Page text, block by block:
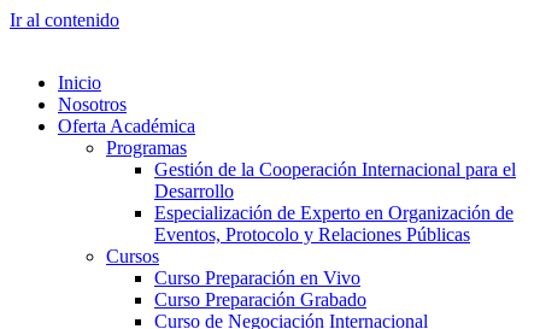
Ir al contenido
Inicio
Nosotros
Oferta Académica
Programas
Gestión de la Cooperación Internacional para el
Desarrollo
Especialización de Experto en Organización de
Eventos, Protocolo y Relaciones Públicas
Cursos
Curso Preparación en Vivo
Curso Preparación Grabado
Curso de Negociación Internacional